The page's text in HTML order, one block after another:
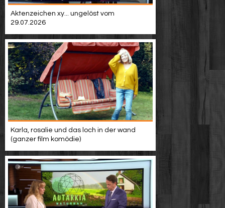
Video suchen
Aktenzeichen xy... ungelöst vom
29.07.2026
Karla, rosalie und das loch in der wand
(ganzer film komödie)